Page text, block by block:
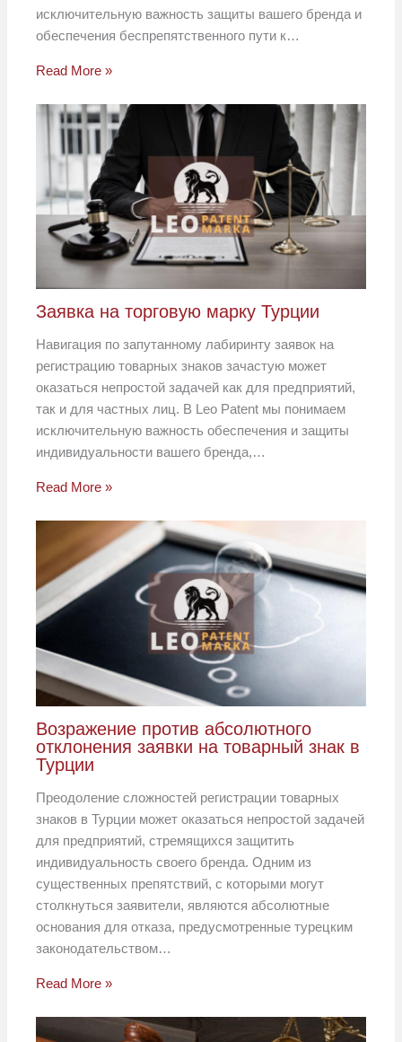
исключительную важность защиты вашего бренда и
обеспечения беспрепятственного пути к…
Read More »
Заявка на торговую марку Турции
Навигация по запутанному лабиринту заявок на
регистрацию товарных знаков зачастую может
оказаться непростой задачей как для предприятий,
так и для частных лиц. В Leo Patent мы понимаем
исключительную важность обеспечения и защиты
индивидуальности вашего бренда,…
Read More »
Возражение против абсолютного
отклонения заявки на товарный знак в
Турции
Преодоление сложностей регистрации товарных
знаков в Турции может оказаться непростой задачей
для предприятий, стремящихся защитить
индивидуальность своего бренда. Одним из
существенных препятствий, с которыми могут
столкнуться заявители, являются абсолютные
основания для отказа, предусмотренные турецким
законодательством…
Read More »